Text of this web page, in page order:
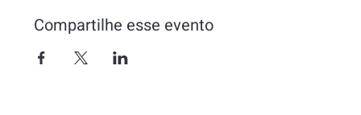
Compartilhe esse evento